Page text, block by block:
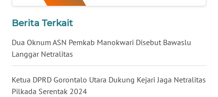
Berita Terkait
Dua Oknum ASN Pemkab Manokwari Disebut Bawaslu
Langgar Netralitas
Ketua DPRD Gorontalo Utara Dukung Kejari Jaga Netralitas
Pilkada Serentak 2024
LAMPUNG
JATENG